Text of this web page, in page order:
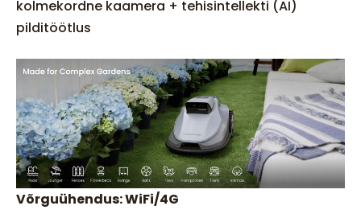
kolmekordne kaamera + tehisintellekti (AI)
pilditöötlus
Võrguühendus: WiFi/4G